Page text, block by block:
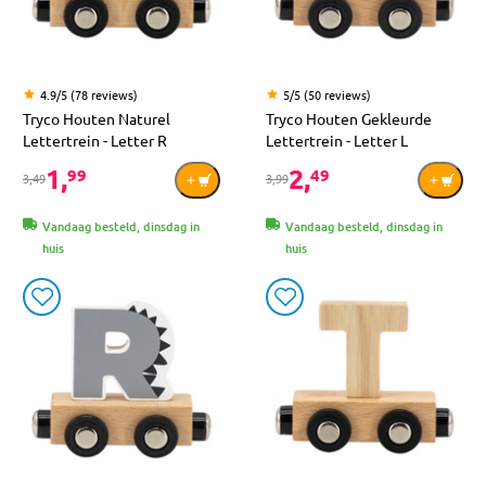
4.9/5 (78 reviews)
Tryco Houten Naturel
Lettertrein - Letter R
3,491,99
Vandaag besteld, dinsdag in
huis
5/5 (50 reviews)
Tryco Houten Gekleurde
Lettertrein - Letter L
3,992,49
Vandaag besteld, dinsdag in
huis